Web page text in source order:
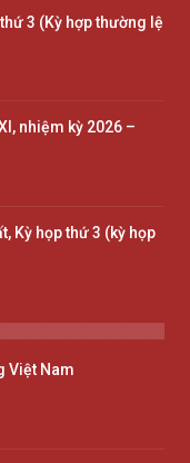
3 (Kỳ hợp thường lệ
nhiệm kỳ 2026 –
Kỳ họp thứ 3 (kỳ họp
Việt Nam